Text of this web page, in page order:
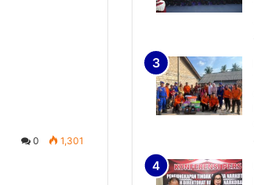
0 1,301